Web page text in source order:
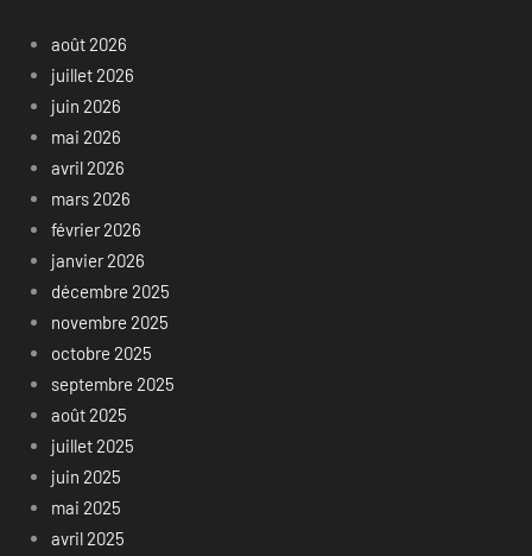
août 2026
juillet 2026
juin 2026
mai 2026
avril 2026
mars 2026
février 2026
janvier 2026
décembre 2025
novembre 2025
octobre 2025
septembre 2025
août 2025
juillet 2025
juin 2025
mai 2025
avril 2025